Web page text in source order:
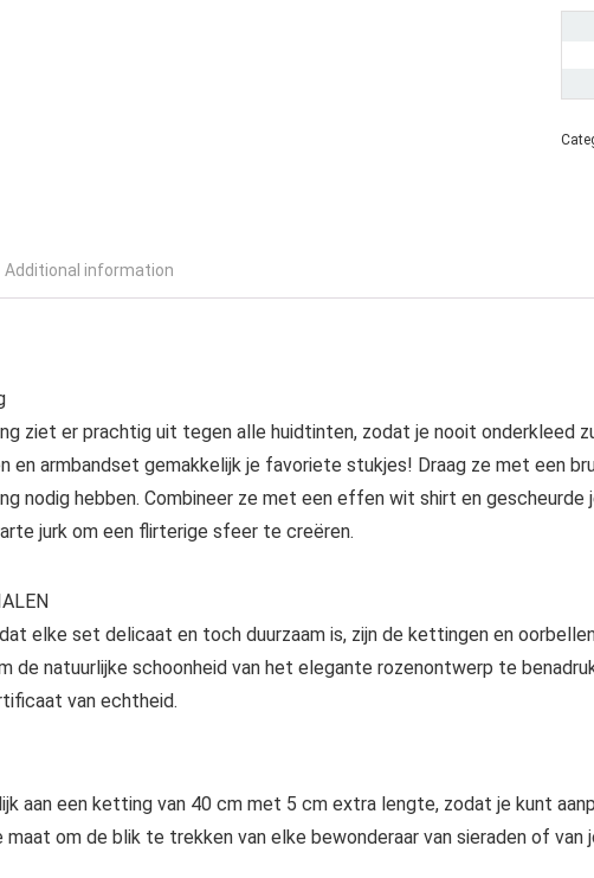
Additional information
ziet er prachtig uit tegen alle huidtinten, zodat je nooit onderkleed
en armbandset gemakkelijk je favoriete stukjes! Draag ze met een
nodig hebben. Combineer ze met een effen wit shirt en
jurk om een flirterige sfeer te creëren.
elke set delicaat en toch duurzaam is, zijn de kettingen en
de natuurlijke schoonheid van het elegante rozenontwerp te
van echtheid.
aan een ketting van 40 cm met 5 cm extra lengte, zodat je kunt
maat om de blik te trekken van elke bewonderaar van sieraden of van